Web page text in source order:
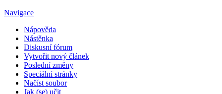
Navigace
Nápověda
Nástěnka
Diskusní fórum
Vytvořit nový článek
Poslední změny
Speciální stránky
Načíst soubor
Jak (se) učit